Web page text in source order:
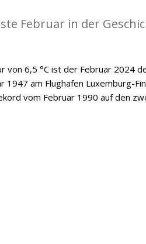
Februar in der
von 6,5 °C ist der Februar 2024
1947 am Flughafen Luxemburg-
vom Februar 1990 auf den